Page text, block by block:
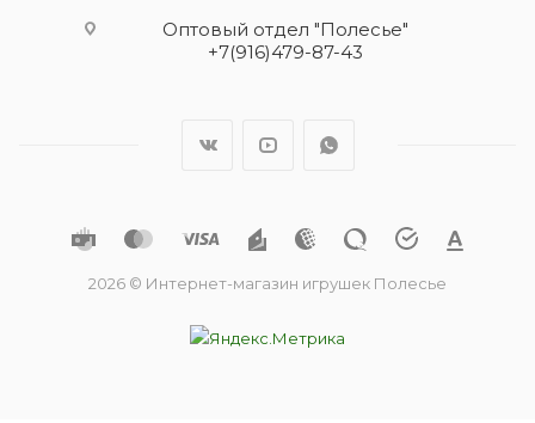
Оптовый отдел "Полесье"
+7(916)479-87-43
2026 © Интернет-магазин игрушек Полесье